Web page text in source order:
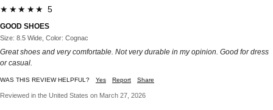
★★★★★ 5
GOOD SHOES
Size: 8.5 Wide, Color: Cognac
Great shoes and very comfortable. Not very durable in my opinion. Good for dress
or casual.
WAS THIS REVIEW HELPFUL? Yes Report Share
Reviewed in the United States on March 27, 2026